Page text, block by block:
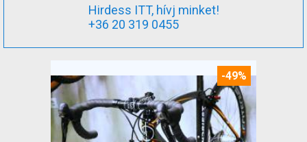
Hirdess ITT, hívj minket!
+36 20 319 0455
-49%